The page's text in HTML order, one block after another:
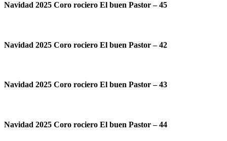
Navidad 2025 Coro rociero El buen Pastor – 45
Navidad 2025 Coro rociero El buen Pastor – 42
Navidad 2025 Coro rociero El buen Pastor – 43
Navidad 2025 Coro rociero El buen Pastor – 44